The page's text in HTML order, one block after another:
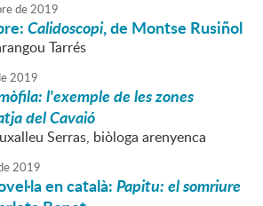
de2019
Calidoscopi, de Montse Rusiñol
Tarrés
2019
l'exemple de les zones
del Cavaió
Serras, biòloga arenyenca
2019
en català:Papitu: el somriure